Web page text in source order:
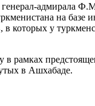
генерал-адмирала
на базе
которых у
рамках
в Ашхабаде.